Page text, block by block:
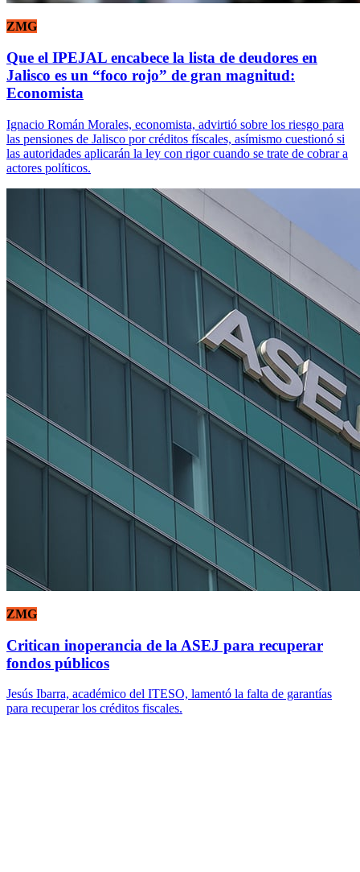
ZMG
Que el IPEJAL encabece la lista de deudores en
Jalisco es un “foco rojo” de gran magnitud:
Economista
Ignacio Román Morales, economista, advirtió sobre los riesgo para
las pensiones de Jalisco por créditos físcales, asímismo cuestionó si
las autoridades aplicarán la ley con rigor cuando se trate de cobrar a
actores políticos.
ZMG
Critican inoperancia de la ASEJ para recuperar
fondos públicos
Jesús Ibarra, académico del ITESO, lamentó la falta de garantías
para recuperar los créditos fiscales.